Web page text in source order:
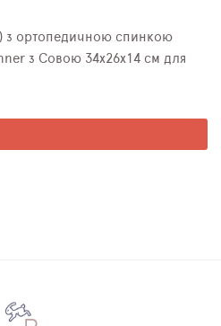
з ортопедичною спинкою
з Совою 34х26х14 см для